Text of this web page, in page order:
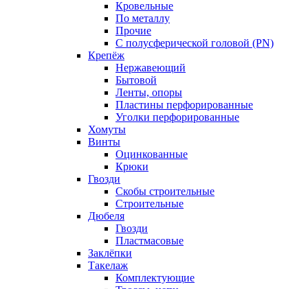
Кровельные
По металлу
Прочие
С полусферической головой (PN)
Крепёж
Нержавеющий
Бытовой
Ленты, опоры
Пластины перфорированные
Уголки перфорированные
Хомуты
Винты
Оцинкованные
Крюки
Гвозди
Скобы строительные
Строительные
Дюбеля
Гвозди
Пластмасовые
Заклёпки
Такелаж
Комплектующие